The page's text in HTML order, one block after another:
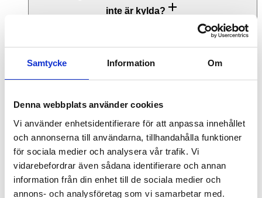
Samtycke Information Om
Denna webbplats använder cookies
Vi använder enhetsidentifierare för att anpassa innehållet
och annonserna till användarna, tillhandahålla funktioner
för sociala medier och analysera vår trafik. Vi
vidarebefordrar även sådana identifierare och annan
information från din enhet till de sociala medier och
annons- och analysföretag som vi samarbetar med.
inte är kylda?
läkemedel?
Innehåller produkten gluten eller mjölk?
Hur ska Synbiotic förvaras?